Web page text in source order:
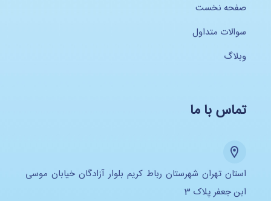
صفحه نخست
سوالات متداول
وبلاگ
تماس با ما
استان تهران شهرستان رباط کریم بلوار آزادگان خیابان موسی
ابن جعفر پلاک 3